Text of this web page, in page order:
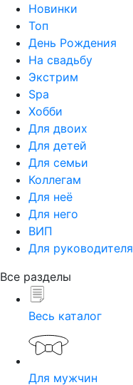
Новинки
Топ
День Рождения
На свадьбу
Экстрим
Spa
Хобби
Для двоих
Для детей
Для семьи
Коллегам
Для неё
Для него
ВИП
Для руководителя
Все разделы
Весь каталог
Для мужчин